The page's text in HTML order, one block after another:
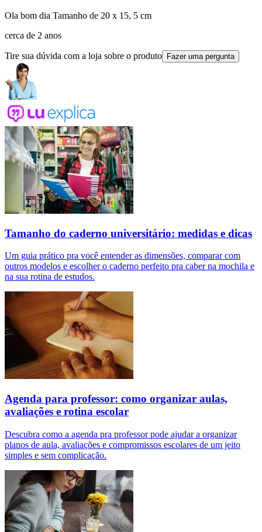
Ola bom dia Tamanho de 20 x 15, 5 cm
cerca de 2 anos
Tire sua dúvida com a loja sobre o produto Fazer uma pergunta
Tamanho do caderno universitário: medidas e dicas
Um guia prático pra você entender as dimensões, comparar com
outros modelos e escolher o caderno perfeito pra caber na mochila e
na sua rotina de estudos.
Agenda para professor: como organizar aulas,
avaliações e rotina escolar
Descubra como a agenda pra professor pode ajudar a organizar
planos de aula, avaliações e compromissos escolares de um jeito
simples e sem complicação.